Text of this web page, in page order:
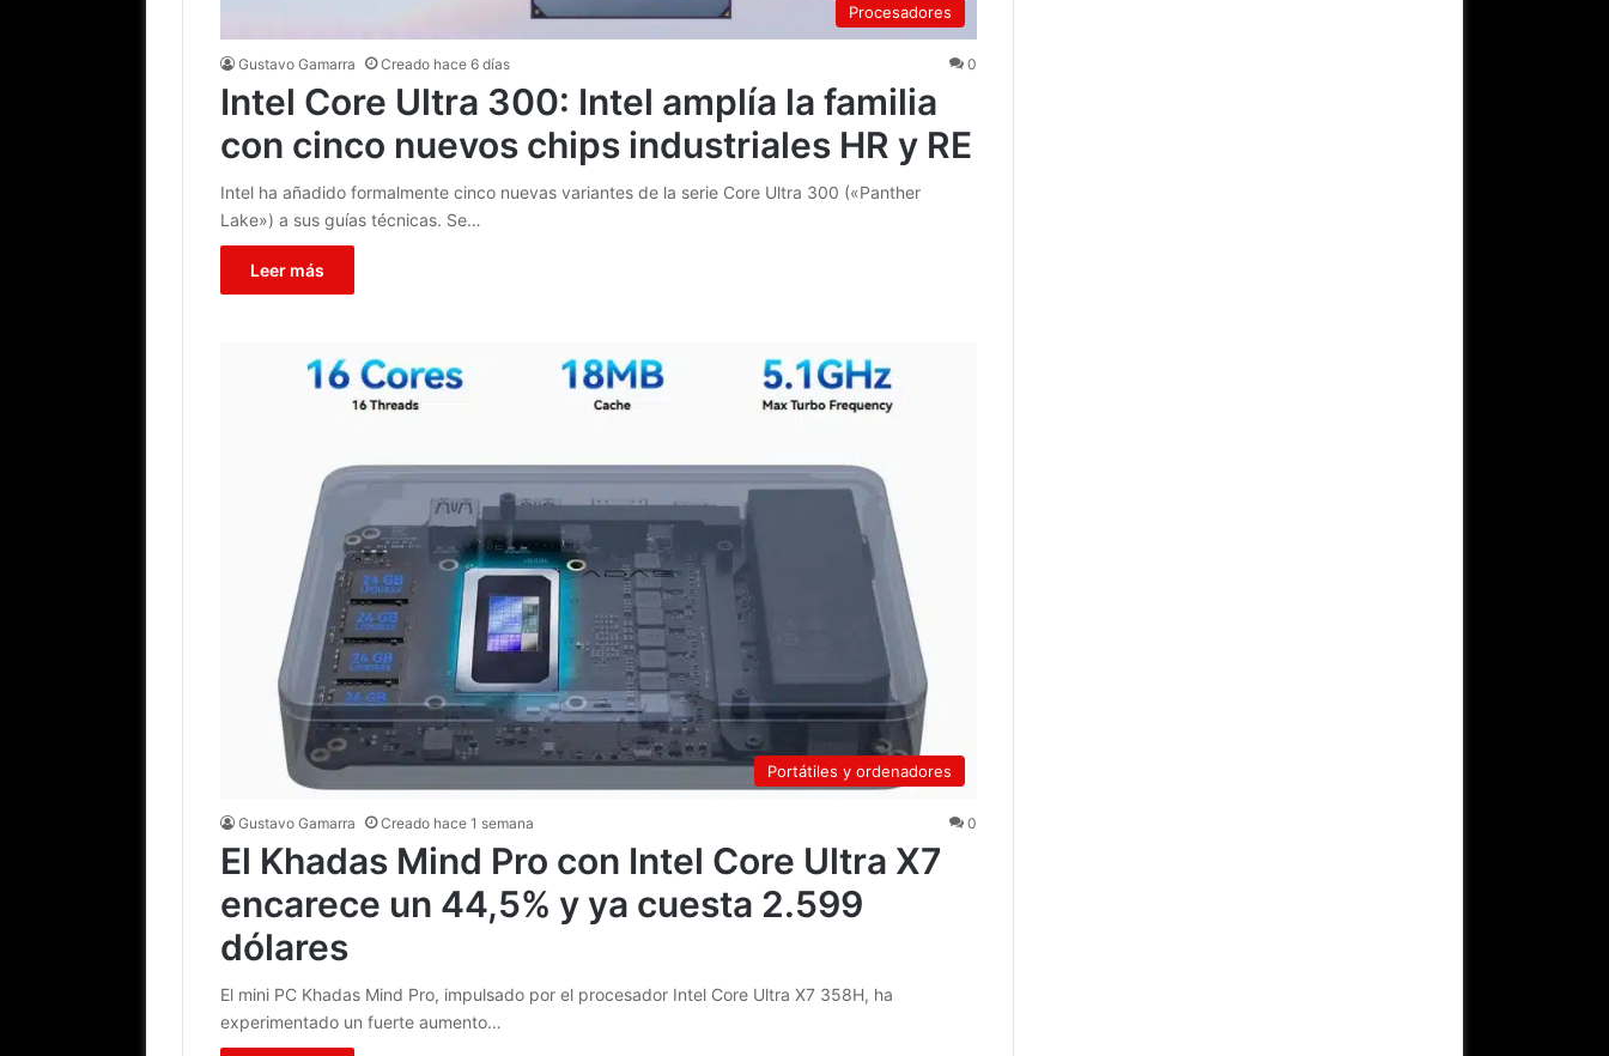
Procesadores
Gustavo Gamarra Creado hace 6 días 0
Intel Core Ultra 300: Intel amplía la familia
con cinco nuevos chips industriales HR y RE
Intel ha añadido formalmente cinco nuevas variantes de la serie Core Ultra 300 («Panther
Lake») a sus guías técnicas. Se…
Leer más
Portátiles y ordenadores
Gustavo Gamarra Creado hace 1 semana 0
El Khadas Mind Pro con Intel Core Ultra X7
encarece un 44,5% y ya cuesta 2.599
dólares
El mini PC Khadas Mind Pro, impulsado por el procesador Intel Core Ultra X7 358H, ha
experimentado un fuerte aumento…